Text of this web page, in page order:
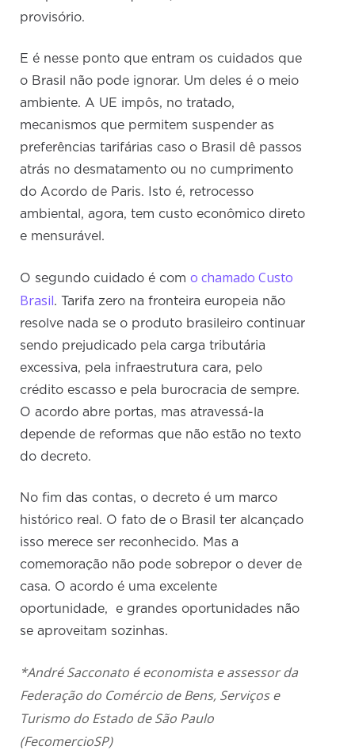
provisório.
E é nesse ponto que entram os cuidados que
o Brasil não pode ignorar. Um deles é o meio
ambiente. A UE impôs, no tratado,
mecanismos que permitem suspender as
preferências tarifárias caso o Brasil dê passos
atrás no desmatamento ou no cumprimento
do Acordo de Paris. Isto é, retrocesso
ambiental, agora, tem custo econômico direto
e mensurável.
O segundo cuidado é como chamado Custo
Brasil. Tarifa zero na fronteira europeia não
resolve nada se o produto brasileiro continuar
sendo prejudicado pela carga tributária
excessiva, pela infraestrutura cara, pelo
crédito escasso e pela burocracia de sempre.
O acordo abre portas, mas atravessá-la
depende de reformas que não estão no texto
do decreto.
No fim das contas, o decreto é um marco
histórico real. O fato de o Brasil ter alcançado
isso merece ser reconhecido. Mas a
comemoração não pode sobrepor o dever de
casa. O acordo é uma excelente
oportunidade, e grandes oportunidades não
se aproveitam sozinhas.
*André Sacconato é economista e assessor da
Federação do Comércio de Bens, Serviços e
Turismo do Estado de São Paulo
(FecomercioSP)